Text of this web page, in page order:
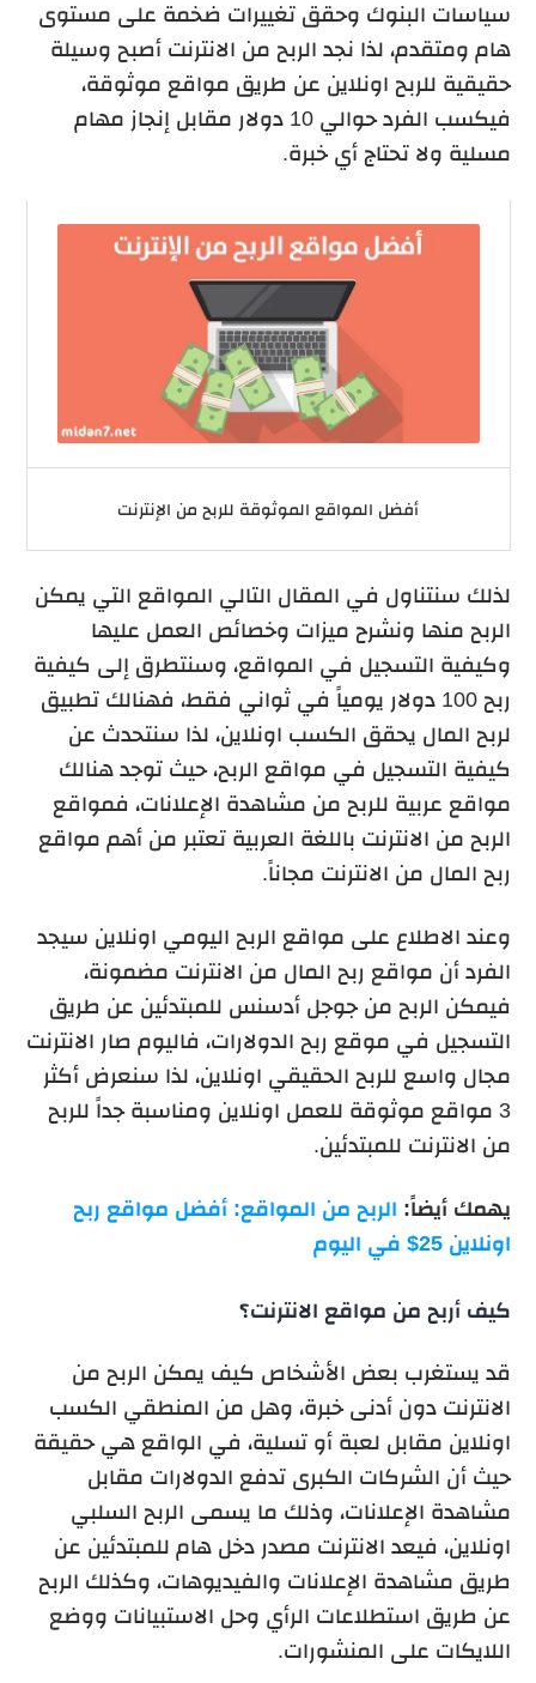
سياسات البنوك وحقق تغييرات ضخمة على مستوى
هام ومتقدم، لذا نجد الربح من الانترنت أصبح وسيلة
حقيقية للربح اونلاين عن طريق مواقع موثوقة،
فيكسب الفرد حوالي 10 دولار مقابل إنجاز مهام
مسلية ولا تحتاج أي خبرة.
أفضل المواقع الموثوقة للربح من الإنترنت
لذلك سنتناول في المقال التالي المواقع التي يمكن
الربح منها ونشرح ميزات وخصائص العمل عليها
وكيفية التسجيل في المواقع، وسنتطرق إلى كيفية
ربح 100 دولار يومياً في ثواني فقط، فهنالك تطبيق
لربح المال يحقق الكسب اونلاين، لذا سنتحدث عن
كيفية التسجيل في مواقع الربح، حيث توجد هنالك
مواقع عربية للربح من مشاهدة الإعلانات، فمواقع
الربح من الانترنت باللغة العربية تعتبر من أهم مواقع
ربح المال من الانترنت مجاناً.
وعند الاطلاع على مواقع الربح اليومي اونلاين سيجد
الفرد أن مواقع ربح المال من الانترنت مضمونة،
فيمكن الربح من جوجل أدسنس للمبتدئين عن طريق
التسجيل في موقع ربح الدولارات، فاليوم صار الانترنت
مجال واسع للربح الحقيقي اونلاين، لذا سنعرض أكثر
3 مواقع موثوقة للعمل اونلاين ومناسبة جداً للربح
من الانترنت للمبتدئين.
يهمك أيضاً: الربح من المواقع: أفضل مواقع ربح
اونلاين 25$ في اليوم
كيف أربح من مواقع الانترنت؟
قد يستغرب بعض الأشخاص كيف يمكن الربح من
الانترنت دون أدنى خبرة، وهل من المنطقي الكسب
اونلاين مقابل لعبة أو تسلية، في الواقع هي حقيقة
حيث أن الشركات الكبرى تدفع الدولارات مقابل
مشاهدة الإعلانات، وذلك ما يسمى الربح السلبي
اونلاين، فيعد الانترنت مصدر دخل هام للمبتدئين عن
طريق مشاهدة الإعلانات والفيديوهات، وكذلك الربح
عن طريق استطلاعات الرأي وحل الاستبيانات ووضع
اللايكات على المنشورات.